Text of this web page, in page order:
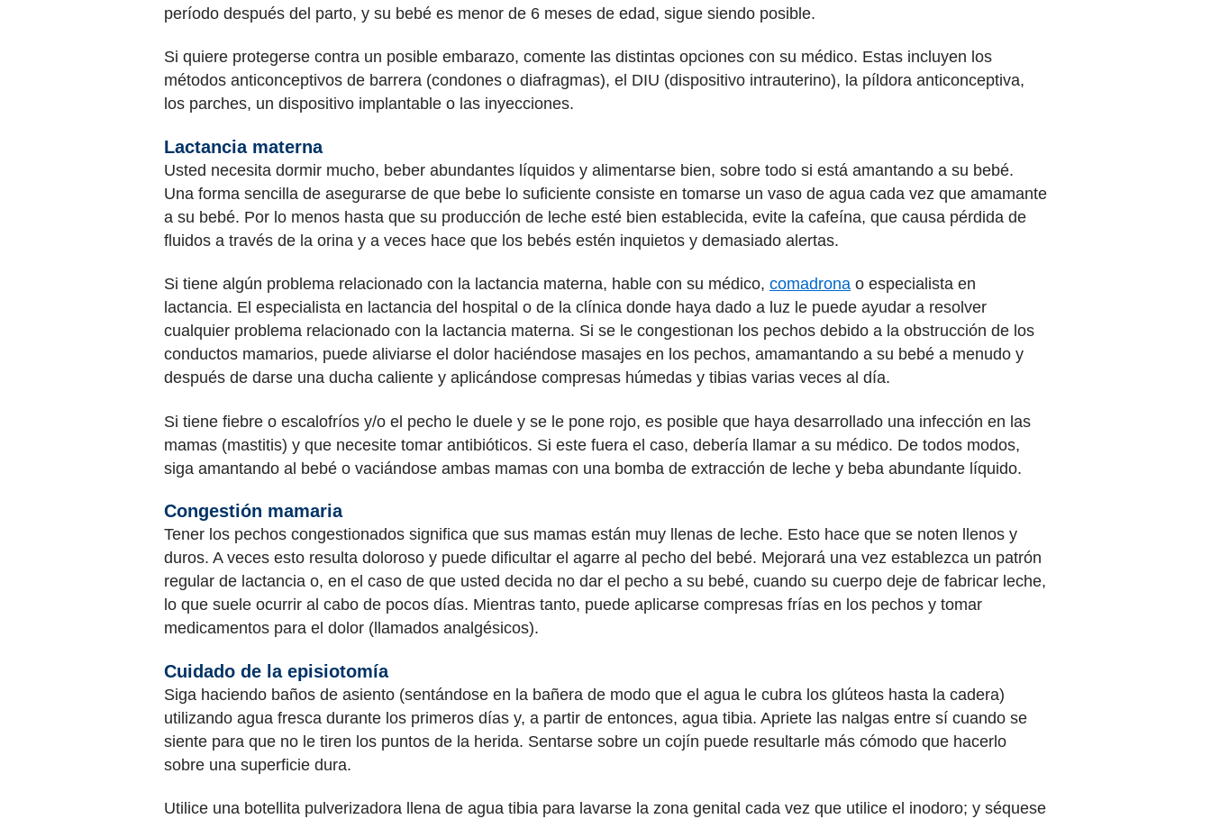
período después del parto, y su bebé es menor de 6 meses de edad, sigue siendo posible.
Si quiere protegerse contra un posible embarazo, comente las distintas opciones con su médico. Estas incluyen los
métodos anticonceptivos de barrera (condones o diafragmas), el DIU (dispositivo intrauterino), la píldora anticonceptiva,
los parches, un dispositivo implantable o las inyecciones.
Lactancia materna
Usted necesita dormir mucho, beber abundantes líquidos y alimentarse bien, sobre todo si está amantando a su bebé.
Una forma sencilla de asegurarse de que bebe lo suficiente consiste en tomarse un vaso de agua cada vez que amamante
a su bebé. Por lo menos hasta que su producción de leche esté bien establecida, evite la cafeína, que causa pérdida de
fluidos a través de la orina y a veces hace que los bebés estén inquietos y demasiado alertas.
Si tiene algún problema relacionado con la lactancia materna, hable con su médico, comadrona o especialista en
lactancia. El especialista en lactancia del hospital o de la clínica donde haya dado a luz le puede ayudar a resolver
cualquier problema relacionado con la lactancia materna. Si se le congestionan los pechos debido a la obstrucción de los
conductos mamarios, puede aliviarse el dolor haciéndose masajes en los pechos, amamantando a su bebé a menudo y
después de darse una ducha caliente y aplicándose compresas húmedas y tibias varias veces al día.
Si tiene fiebre o escalofríos y/o el pecho le duele y se le pone rojo, es posible que haya desarrollado una infección en las
mamas (mastitis) y que necesite tomar antibióticos. Si este fuera el caso, debería llamar a su médico. De todos modos,
siga amantando al bebé o vaciándose ambas mamas con una bomba de extracción de leche y beba abundante líquido.
Congestión mamaria
Tener los pechos congestionados significa que sus mamas están muy llenas de leche. Esto hace que se noten llenos y
duros. A veces esto resulta doloroso y puede dificultar el agarre al pecho del bebé. Mejorará una vez establezca un patrón
regular de lactancia o, en el caso de que usted decida no dar el pecho a su bebé, cuando su cuerpo deje de fabricar leche,
lo que suele ocurrir al cabo de pocos días. Mientras tanto, puede aplicarse compresas frías en los pechos y tomar
medicamentos para el dolor (llamados analgésicos).
Cuidado de la episiotomía
Siga haciendo baños de asiento (sentándose en la bañera de modo que el agua le cubra los glúteos hasta la cadera)
utilizando agua fresca durante los primeros días y, a partir de entonces, agua tibia. Apriete las nalgas entre sí cuando se
siente para que no le tiren los puntos de la herida. Sentarse sobre un cojín puede resultarle más cómodo que hacerlo
sobre una superficie dura.
Utilice una botellita pulverizadora llena de agua tibia para lavarse la zona genital cada vez que utilice el inodoro; y séquese